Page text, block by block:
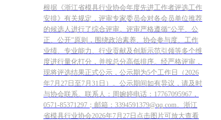
根据《浙江省模具行业协会年度先进工作者评选工作
安排》有关规定，评审专家委员会对各会员单位推荐
的候选人进行了综合评审。评审严格遵循“公平、公
正、公开”原则，围绕政治素养、协会参与度、工作
业绩、专业能力、行业贡献及创新示范引领等多个维
度进行量化打分，并按总分高低排序。经严格评审，
现将评选结果正式公示，公示期为5个工作日（2026
年7月27日至7月31日）。公示期间如有异议，请及时
与协会联系。联系人：周婉婷电话：17767095967，
0571-85371297；邮箱：3394591379@qq.com。浙江
省模具行业协会2026年7月27日点击图片可放大查看